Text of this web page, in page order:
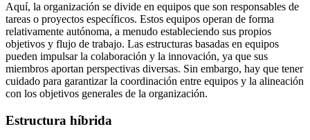
Aquí, la organización se divide en equipos que son responsables de
tareas o proyectos específicos. Estos equipos operan de forma
relativamente autónoma, a menudo estableciendo sus propios
objetivos y flujo de trabajo. Las estructuras basadas en equipos
pueden impulsar la colaboración y la innovación, ya que sus
miembros aportan perspectivas diversas. Sin embargo, hay que tener
cuidado para garantizar la coordinación entre equipos y la alineación
con los objetivos generales de la organización.
Estructura híbrida